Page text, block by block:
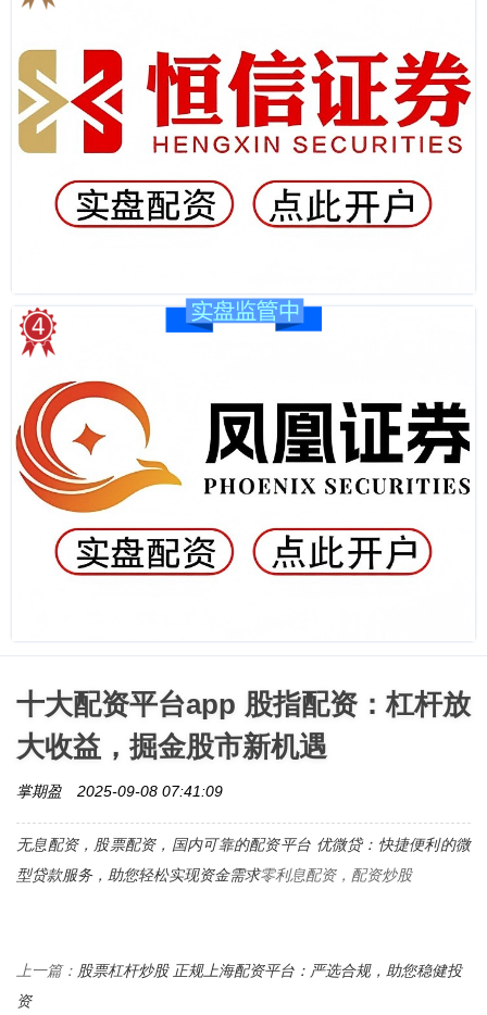
十大配资平台app 股指配资：杠杆放
大收益，掘金股市新机遇
掌期盈 2025-09-08 07:41:09
无息配资，股票配资， 国内可靠的配资平台 优微贷：快捷便利的微
型贷款服务，助您轻松实现资金需求零利息配资，配资炒股
上一篇： 股票杠杆炒股 正规上海配资平台：严选合规，助您稳健投
资